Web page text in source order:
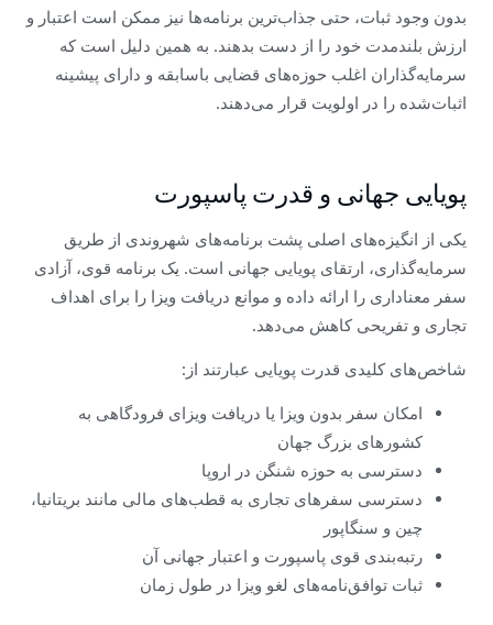
بدون وجود ثبات، حتی جذاب‌ترین برنامه‌ها نیز ممکن است اعتبار و
ارزش بلندمدت خود را از دست بدهند. به همین دلیل است که
سرمایه‌گذاران اغلب حوزه‌های قضایی باسابقه و دارای پیشینه
اثبات‌شده را در اولویت قرار می‌دهند.
پویایی جهانی و قدرت پاسپورت
یکی از انگیزه‌های اصلی پشت برنامه‌های شهروندی از طریق
سرمایه‌گذاری، ارتقای پویایی جهانی است. یک برنامه قوی، آزادی
سفر معناداری را ارائه داده و موانع دریافت ویزا را برای اهداف
تجاری و تفریحی کاهش می‌دهد.
شاخص‌های کلیدی قدرت پویایی عبارتند از:
امکان سفر بدون ویزا یا دریافت ویزای فرودگاهی به
کشورهای بزرگ جهان
دسترسی به حوزه شنگن در اروپا
دسترسی سفرهای تجاری به قطب‌های مالی مانند بریتانیا،
چین و سنگاپور
رتبه‌بندی قوی پاسپورت و اعتبار جهانی آن
ثبات توافق‌نامه‌های لغو ویزا در طول زمان